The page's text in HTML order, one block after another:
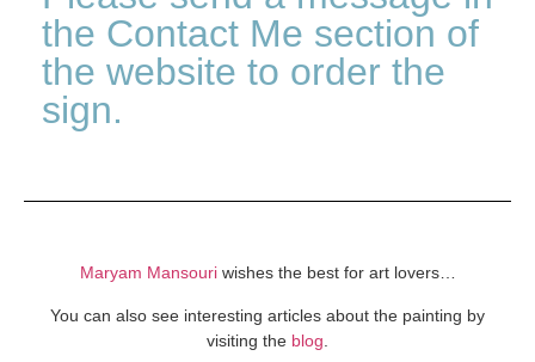
the Contact Me section of
the website to order the
sign.
Maryam Mansouriwishes the best for art lovers…
You can also see interesting articles about the painting by
visiting the blog